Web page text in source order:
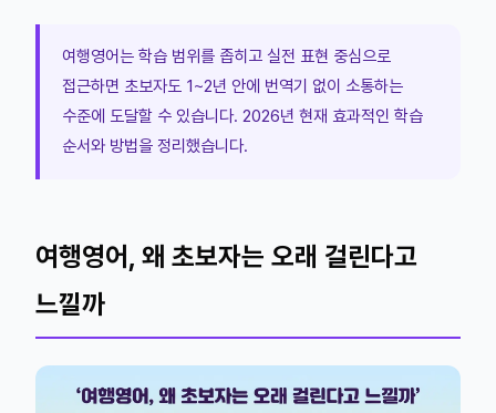
여행영어는 학습 범위를 좁히고 실전 표현 중심으로
접근하면 초보자도 1~2년 안에 번역기 없이 소통하는
수준에 도달할 수 있습니다. 2026년 현재 효과적인 학습
순서와 방법을 정리했습니다.
여행영어, 왜 초보자는 오래 걸린다고
느낄까